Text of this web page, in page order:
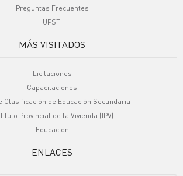
Preguntas Frecuentes
UPSTI
MÁS VISITADOS
Licitaciones
Capacitaciones
Clasificación de Educación Secundaria
Provincial de la Vivienda (IPV)
Educación
ENLACES